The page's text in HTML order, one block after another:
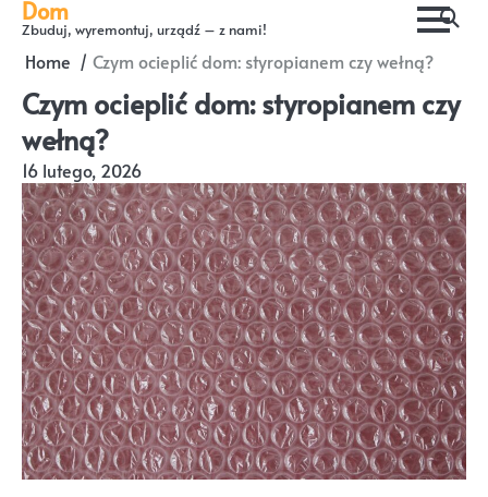
Skip
content
Dom
Zbuduj, wyremontuj, urządź – z nami!
Home Czym ocieplić dom: styropianem czy wełną?
Czym ocieplić dom: styropianem czy
wełną?
16 lutego, 2026